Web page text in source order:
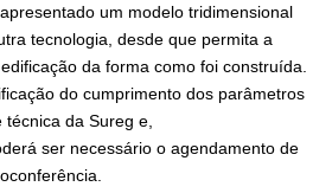
um modelo tridimensional
tecnologia, desde que permita a
da forma como foi construída.
do cumprimento dos parâmetros
da Sureg e,
ser necessário o agendamento de